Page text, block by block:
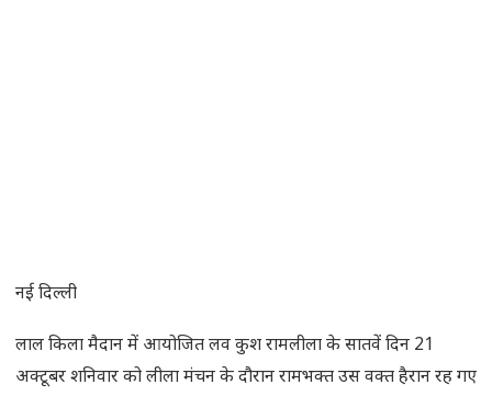
नई दिल्ली
लाल किला मैदान में आयोजित लव कुश रामलीला के सातवें दिन 21
अक्टूबर शनिवार को लीला मंचन के दौरान रामभक्त उस वक्त हैरान रह गए